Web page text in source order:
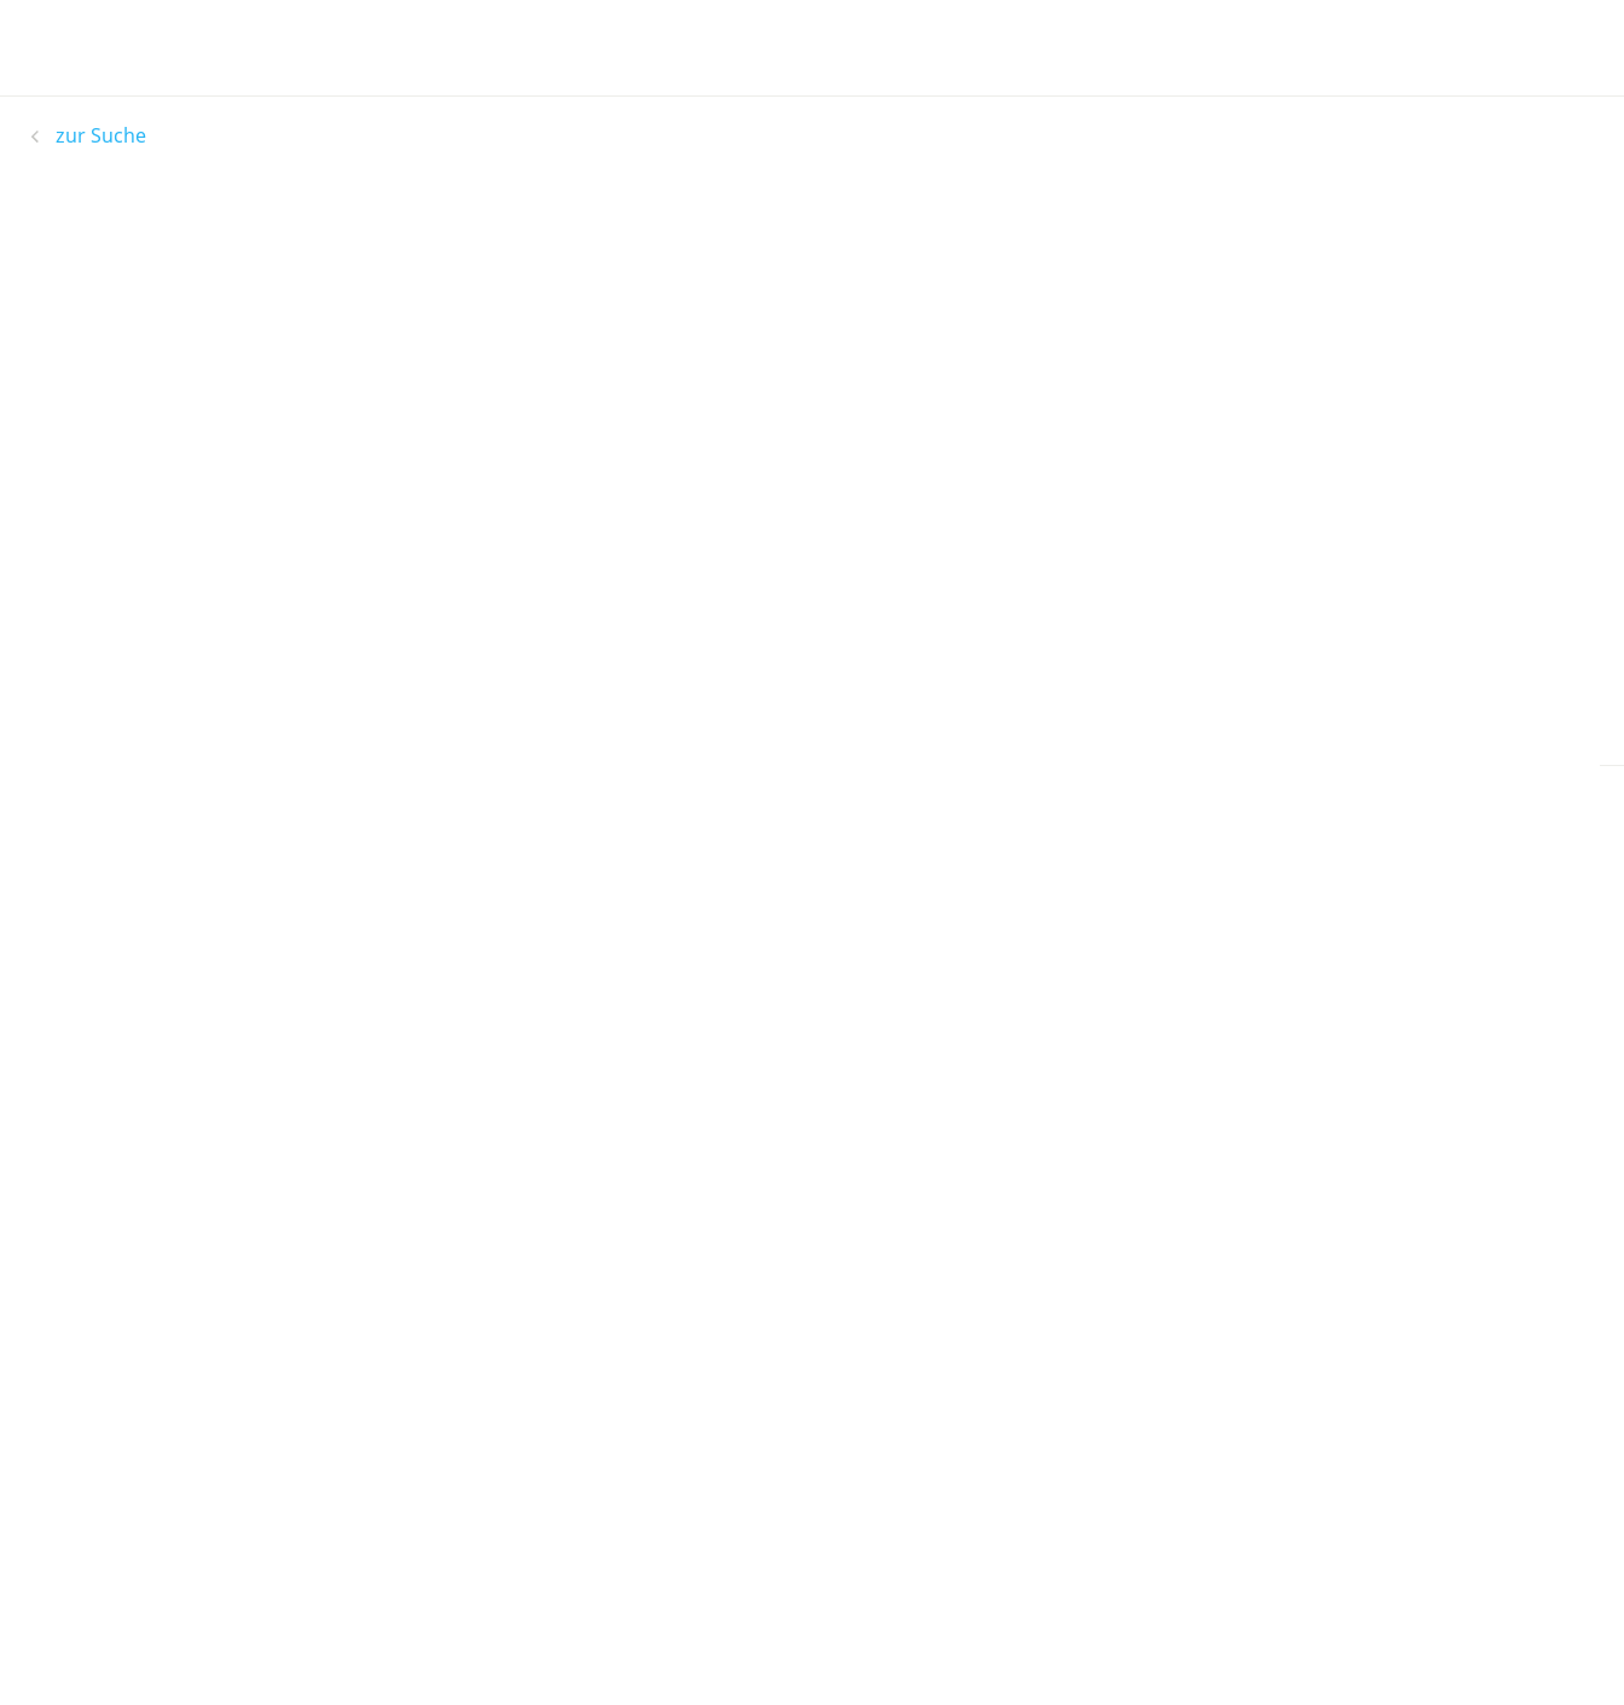
zur Suche